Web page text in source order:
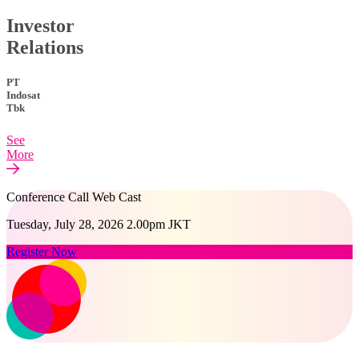
Investor
Relations
PT
Indosat
Tbk
See
More
Conference Call Web Cast
Tuesday, July 28, 2026 2.00pm JKT
Register Now